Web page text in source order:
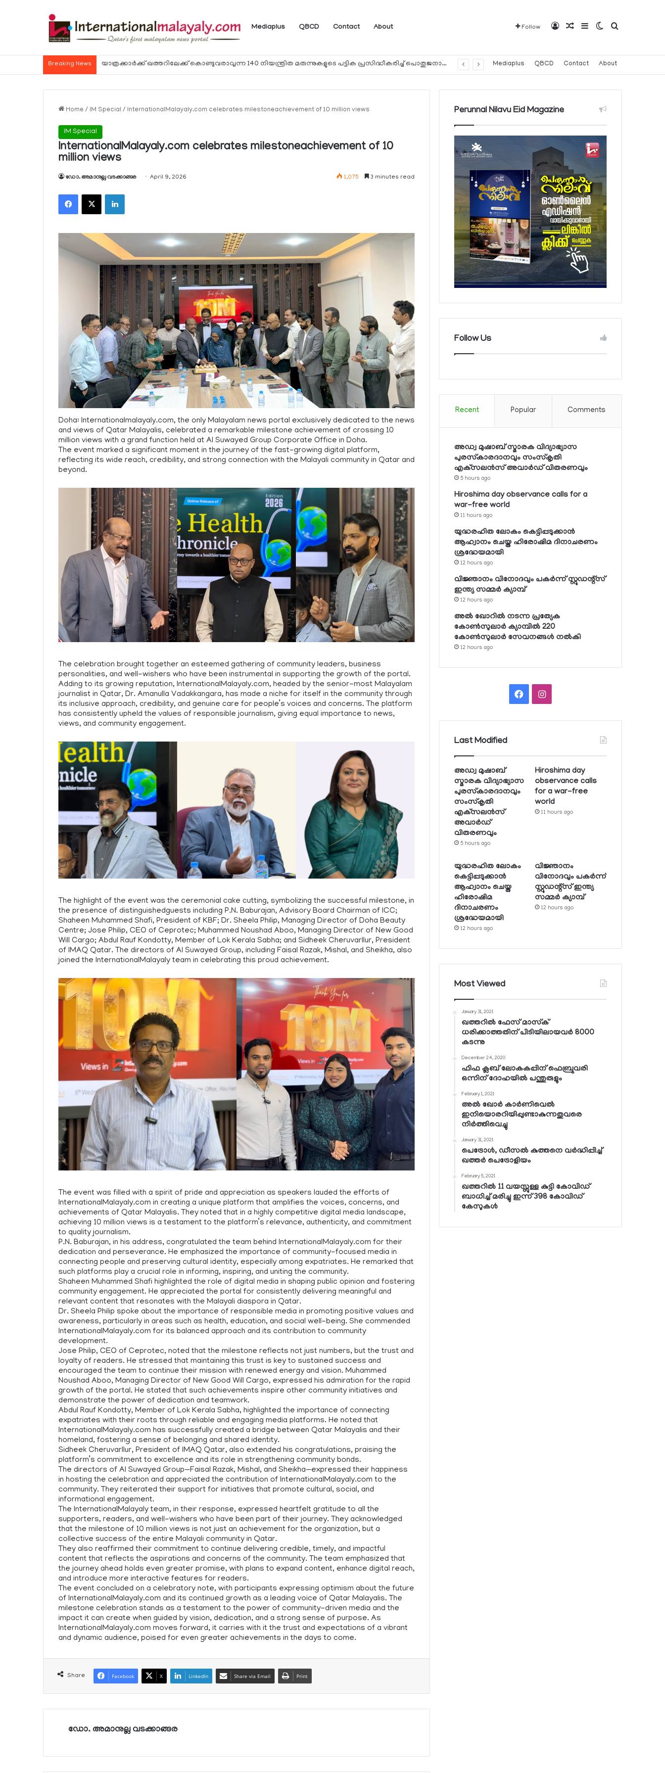
Mediaplus QBCD Contact About Follow Log InRandom Article
SidebarSwitch skin
Search for
Breaking News ഖത്തറിലെ 90 ശതമാനം കമ്പനികളും 2025 ലെ ടാക്‌സ് റിട്ടേണുകള്‍ സമര്‍പ്പിച്ചു Mediaplus QBCD Contact About
Home / IM Special / InternationalMalayaly.com celebrates milestoneachievement of 10 million views
IM Special
InternationalMalayaly.com celebrates milestoneachievement of 10
million views
ഡോ. അമാനുല്ല വടക്കാങ്ങര April 9, 2026 1,075 3 minutes read
Facebook
X LinkedIn
Doha: Internationalmalayaly.com, the only Malayalam news portal exclusively dedicated to the news
and views of Qatar Malayalis, celebrated a remarkable milestone achievement of crossing 10
million views with a grand function held at Al Suwayed Group Corporate Office in Doha.
The event marked a significant moment in the journey of the fast-growing digital platform,
reflecting its wide reach, credibility, and strong connection with the Malayali community in Qatar and
beyond.
The celebration brought together an esteemed gathering of community leaders, business
personalities, and well-wishers who have been instrumental in supporting the growth of the portal.
Adding to its growing reputation, InternationalMalayaly.com, headed by the senior-most Malayalam
journalist in Qatar, Dr. Amanulla Vadakkangara, has made a niche for itself in the community through
its inclusive approach, credibility, and genuine care for people’s voices and concerns. The platform
has consistently upheld the values of responsible journalism, giving equal importance to news,
views, and community engagement.
The highlight of the event was the ceremonial cake cutting, symbolizing the successful milestone, in
the presence of distinguishedguests including P.N. Baburajan, Advisory Board Chairman of ICC;
Shaheen Muhammed Shafi, President of KBF; Dr. Sheela Philip, Managing Director of Doha Beauty
Centre; Jose Philip, CEO of Ceprotec; Muhammed Noushad Aboo, Managing Director of New Good
Will Cargo; Abdul Rauf Kondotty, Member of Lok Kerala Sabha; and Sidheek Cheruvarllur, President
of IMAQ Qatar. The directors of Al Suwayed Group, including Faisal Razak, Mishal, and Sheikha, also
joined the InternationalMalayaly team in celebrating this proud achievement.
The event was filled with a spirit of pride and appreciation as speakers lauded the efforts of
InternationalMalayaly.com in creating a unique platform that amplifies the voices, concerns, and
achievements of Qatar Malayalis. They noted that in a highly competitive digital media landscape,
achieving 10 million views is a testament to the platform’s relevance, authenticity, and commitment
to quality journalism.
P.N. Baburajan, in his address, congratulated the team behind InternationalMalayaly.com for their
dedication and perseverance. He emphasized the importance of community-focused media in
connecting people and preserving cultural identity, especially among expatriates. He remarked that
such platforms play a crucial role in informing, inspiring, and uniting the community.
Shaheen Muhammed Shafi highlighted the role of digital media in shaping public opinion and fostering
community engagement. He appreciated the portal for consistently delivering meaningful and
relevant content that resonates with the Malayali diaspora in Qatar.
Dr. Sheela Philip spoke about the importance of responsible media in promoting positive values and
awareness, particularly in areas such as health, education, and social well-being. She commended
InternationalMalayaly.com for its balanced approach and its contribution to community
development.
Jose Philip, CEO of Ceprotec, noted that the milestone reflects not just numbers, but the trust and
loyalty of readers. He stressed that maintaining this trust is key to sustained success and
encouraged the team to continue their mission with renewed energy and vision. Muhammed
Noushad Aboo, Managing Director of New Good Will Cargo, expressed his admiration for the rapid
growth of the portal. He stated that such achievements inspire other community initiatives and
demonstrate the power of dedication and teamwork.
Abdul Rauf Kondotty, Member of Lok Kerala Sabha, highlighted the importance of connecting
expatriates with their roots through reliable and engaging media platforms. He noted that
InternationalMalayaly.com has successfully created a bridge between Qatar Malayalis and their
homeland, fostering a sense of belonging and shared identity.
Sidheek Cheruvarllur, President of IMAQ Qatar, also extended his congratulations, praising the
platform’s commitment to excellence and its role in strengthening community bonds.
The directors of Al Suwayed Group—Faisal Razak, Mishal, and Sheikha—expressed their happiness
in hosting the celebration and appreciated the contribution of InternationalMalayaly.com to the
community. They reiterated their support for initiatives that promote cultural, social, and
informational engagement.
The InternationalMalayaly team, in their response, expressed heartfelt gratitude to all the
supporters, readers, and well-wishers who have been part of their journey. They acknowledged
that the milestone of 10 million views is not just an achievement for the organization, but a
collective success of the entire Malayali community in Qatar.
They also reaffirmed their commitment to continue delivering credible, timely, and impactful
content that reflects the aspirations and concerns of the community. The team emphasized that
the journey ahead holds even greater promise, with plans to expand content, enhance digital reach,
and introduce more interactive features for readers.
The event concluded on a celebratory note, with participants expressing optimism about the future
of InternationalMalayaly.com and its continued growth as a leading voice of Qatar Malayalis. The
milestone celebration stands as a testament to the power of community-driven media and the
impact it can create when guided by vision, dedication, and a strong sense of purpose. As
InternationalMalayaly.com moves forward, it carries with it the trust and expectations of a vibrant
and dynamic audience, poised for even greater achievements in the days to come.
Share Facebook X LinkedIn Share via Email Print
ഡോ. അമാനുല്ല വടക്കാങ്ങര
Perunnal Nilavu Eid Magazine
Follow Us
Recent Popular Comments
അഡ്വ മുഷാബ് സ്മാരക വിദ്യാഭ്യാസ
പുരസ്‌കാരദാനവും സംസ്‌കൃതി
എക്‌സലന്‍സ് അവാര്‍ഡ് വിതരണവും
5 hours ago
Hiroshima day observance calls for a
war-free world
11 hours ago
യുദ്ധരഹിത ലോകം കെട്ടിപ്പടുക്കാന്‍
ആഹ്വാനം ചെയ്ത ഹിരോഷിമ ദിനാചരണം
ശ്രദ്ധേയമായി
12 hours ago
വിജ്ഞാനം വിനോദവും പകര്‍ന്ന് സ്റ്റുഡന്റ്‌സ്
ഇന്ത്യ സമ്മര്‍ ക്യാമ്പ്
12 hours ago
അല്‍ ഖോറില്‍ നടന്ന പ്രത്യേക
കോണ്‍സുലാര്‍ ക്യാമ്പില്‍ 220
കോണ്‍സുലാര്‍ സേവനങ്ങള്‍ നല്‍കി
12 hours ago
FacebookInstagram
Last Modified
അഡ്വ മുഷാബ്
സ്മാരക വിദ്യാഭ്യാസ
പുരസ്‌കാരദാനവും
സംസ്‌കൃതി
എക്‌സലന്‍സ്
അവാര്‍ഡ്
വിതരണവും
5 hours ago
Hiroshima day
observance calls
for a war-free
world
11 hours ago
യുദ്ധരഹിത ലോകം
കെട്ടിപ്പടുക്കാന്‍
ആഹ്വാനം ചെയ്ത
ഹിരോഷിമ
ദിനാചരണം
ശ്രദ്ധേയമായി
12 hours ago
വിജ്ഞാനം
വിനോദവും പകര്‍ന്ന്
സ്റ്റുഡന്റ്‌സ് ഇന്ത്യ
സമ്മര്‍ ക്യാമ്പ്
12 hours ago
Most Viewed
January 31, 2021
ഖത്തറില്‍ ഫേസ് മാസ്‌ക്
ധരിക്കാത്തതിന് പിടിയിലായവര്‍ 8000
കടന്നു
December 24, 2020
ഫിഫ ക്ലബ് ലോകകപ്പിന് ഫെബ്രുവരി
ഒന്നിന് ദോഹയില്‍ പന്തുരുളും
February 1, 2021
അല്‍ ഖോര്‍ കാര്‍ണിവെല്‍
ഇനിയൊരറിയിപ്പുണ്ടാകുന്നതുവരെ
നിര്‍ത്തിവെച്ചു
January 31, 2021
പെട്രോള്‍, ഡീസല്‍ കുത്തനെ വര്‍ദ്ധിപ്പിച്ച്
ഖത്തര്‍ പെട്രോളിയം
February 5, 2021
ഖത്തറില്‍ 11 വയസ്സുള്ള കുട്ടി കോവിഡ്
ബാധിച്ച് മരിച്ചു ഇന്ന് 398 കോവിഡ്
കേസുകള്‍